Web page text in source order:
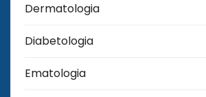
Dermatologia
Diabetologia
Ematologia